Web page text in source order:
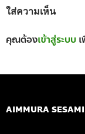
ใส่ความเห็น
คุณต้องเข้าสู่ระบบ
AIMMURA